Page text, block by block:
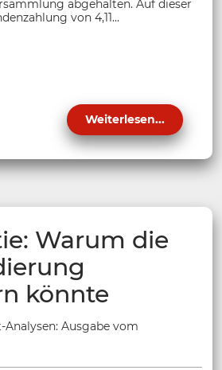
abgehalten. Auf dieser
von 4,11...
Weiterlesen...
Warum die
könnte
Ausgabe vom